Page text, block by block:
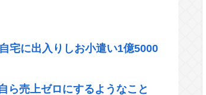
宅に出入りしお小遣い1億5000
ら売上ゼロにするようなこと